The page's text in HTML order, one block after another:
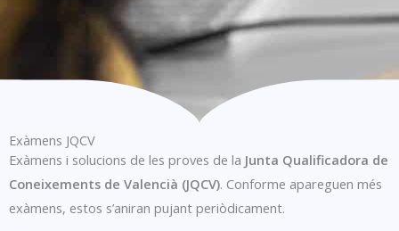
Exàmens JQCV
Exàmens i solucions de les proves de la Junta Qualificadora de
Coneixements de Valencià (JQCV). Conforme apareguen més
exàmens, estos s’aniran pujant periòdicament.